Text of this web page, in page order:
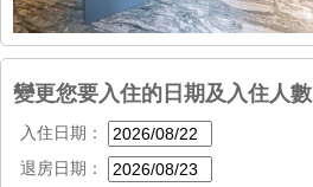
變更您要入住的日期及入住人數
入住日期：
退房日期：